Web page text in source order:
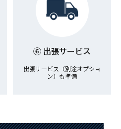
⑥ 出張サービス
出張サービス（別途オプショ
ン）も準備